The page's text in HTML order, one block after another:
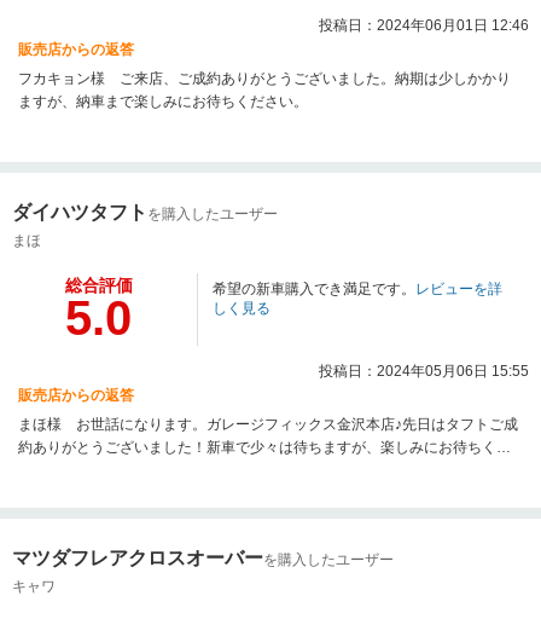
投稿日：2024年06月01日 12:46
販売店からの返答
フカキョン様 ご来店、ご成約ありがとうございました。納期は少しかかり
ますが、納車まで楽しみにお待ちください。
ダイハツタフト を購入したユーザー
まほ
総合評価
5.0
希望の新車購入でき満足です。 レビューを詳
しく見る
投稿日：2024年05月06日 15:55
販売店からの返答
まほ様 お世話になります。ガレージフィックス金沢本店♪先日はタフトご成
約ありがとうございました！新車で少々は待ちますが、楽しみにお待ちくだ
マツダフレアクロスオーバーを購入したユーザー
キャワ